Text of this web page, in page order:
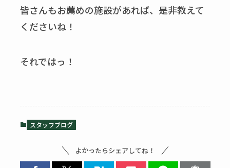
皆さんもお薦めの施設があれば、是非教えて
くださいね！
それではっ！
スタッフブログ
よかったらシェアしてね！